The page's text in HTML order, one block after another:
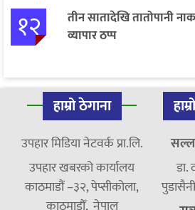
१२
तीन सातादेखि तातोपानी
व्यापार ठप्प
हाम्रो ठेगाना
उपहार मिडिया नेटवर्क प्रा.लि.
उपहार खबरको कार्यालय
काठमाडौं –३२, पेप्सीकोला,
डा.